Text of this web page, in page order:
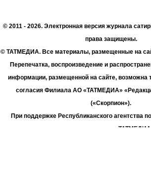
© 2011 - 2026. Электронная версия журнала
права защищены.
© ТАТМЕДИА. Все материалы, размещенные на
Перепечатка, воспроизведение и
информации, размещенной на сайте, возможна
согласия Филиала АО «ТАТМЕДИА»
(«Скорпион»).
При поддержке Республиканского агентства
коммуникациям